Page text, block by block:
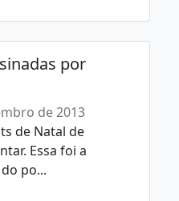
por
de 2013
de Natal de
Essa foi a
po...